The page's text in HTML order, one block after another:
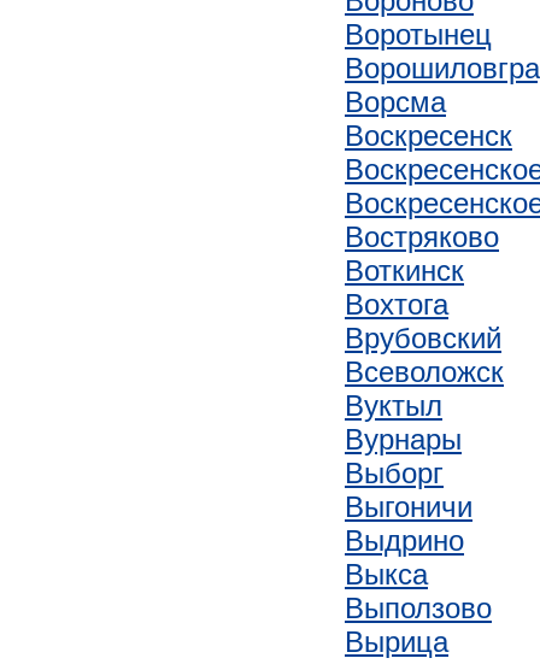
Воротынец
Ворсма
Воскресенск
Востряково
Воткинск
Вохтога
Врубовский
Всеволожск
Вуктыл
Вурнары
Выборг
Выгоничи
Выдрино
Выкса
Выползово
Вырица